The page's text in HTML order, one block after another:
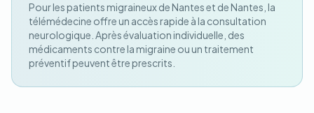
Pour les patients migraineux de Nantes et de Nantes, la
télémédecine offre un accès rapide à la consultation
neurologique. Après évaluation individuelle, des
médicaments contre la migraine ou un traitement
préventif peuvent être prescrits.